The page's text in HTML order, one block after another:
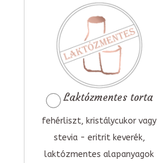
Laktózmentes torta
fehérliszt, kristálycukor vagy
stevia - eritrit keverék,
laktózmentes alapanyagok